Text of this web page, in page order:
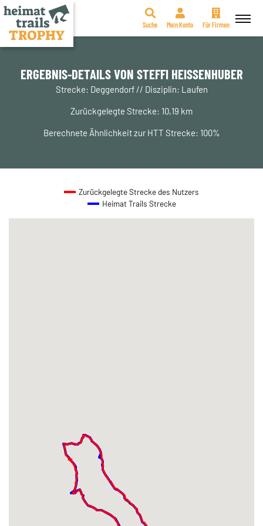
Zum
springen
Suche Mein Konto Für Firmen
ERGEBNIS-DETAILS VON STEFFI HEISSENHUBER
Strecke: Deggendorf // Disziplin: Laufen
Zurückgelegte Strecke: 10,19 km
Berechnete Ähnlichkeit zur HTT Strecke: 100%
Zurückgelegte Strecke des Nutzers
Heimat Trails Strecke